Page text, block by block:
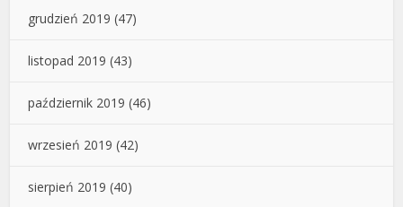
grudzień 2019 (47)
listopad 2019 (43)
październik 2019 (46)
wrzesień 2019 (42)
sierpień 2019 (40)